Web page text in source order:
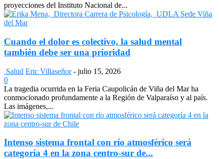
proyecciones del Instituto Nacional de...
Cuando el dolor es colectivo, la salud mental
también debe ser una prioridad
Salud Eric Villaseñor - julio 15, 2026
0
La tragedia ocurrida en la Feria Caupolicán de Viña del Mar ha
conmocionado profundamente a la Región de Valparaíso y al país.
Las imágenes,...
Intenso sistema frontal con río atmosférico será
categoría 4 en la zona centro-sur de...